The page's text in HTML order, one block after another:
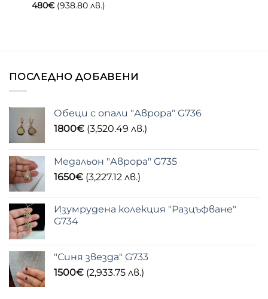
480€ (938.80 лв.)
ПОСЛЕДНО ДОБАВЕНИ
Обеци с опали "Аврора" G736
1800€ (3,520.49 лв.)
Медальон "Аврора" G735
1650€ (3,227.12 лв.)
Изумрудена колекция "Разцъфване"
G734
"Синя звезда" G733
1500€ (2,933.75 лв.)